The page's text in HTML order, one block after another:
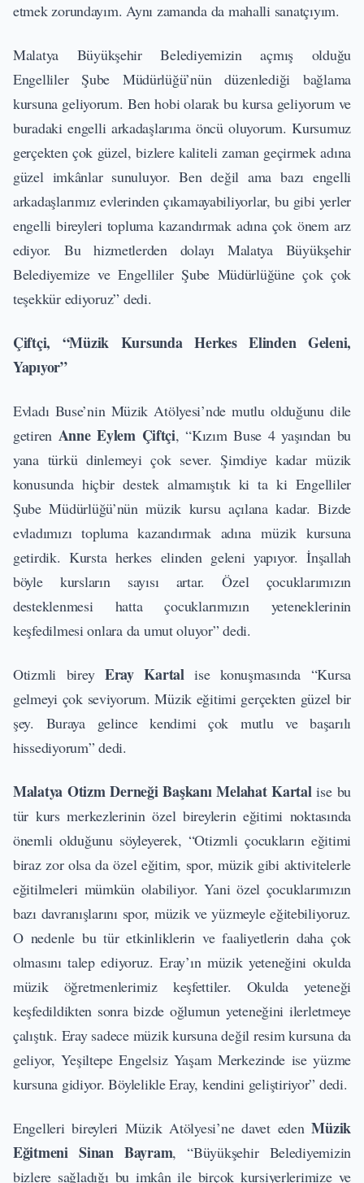
etmek zorundayım. Aynı zamanda da mahalli sanatçıyım.
Malatya Büyükşehir Belediyemizin açmış olduğu
Engelliler Şube Müdürlüğü’nün düzenlediği bağlama
kursuna geliyorum. Ben hobi olarak bu kursa geliyorum ve
buradaki engelli arkadaşlarıma öncü oluyorum. Kursumuz
gerçekten çok güzel, bizlere kaliteli zaman geçirmek adına
güzel imkânlar sunuluyor. Ben değil ama bazı engelli
arkadaşlarımız evlerinden çıkamayabiliyorlar, bu gibi yerler
engelli bireyleri topluma kazandırmak adına çok önem arz
ediyor. Bu hizmetlerden dolayı Malatya Büyükşehir
Belediyemize ve Engelliler Şube Müdürlüğüne çok çok
teşekkür ediyoruz” dedi.
Çiftçi, “Müzik Kursunda Herkes Elinden Geleni,
Yapıyor”
Evladı Buse’nin Müzik Atölyesi’nde mutlu olduğunu dile
getiren Anne Eylem Çiftçi, “Kızım Buse 4 yaşından bu
yana türkü dinlemeyi çok sever. Şimdiye kadar müzik
konusunda hiçbir destek almamıştık ki ta ki Engelliler
Şube Müdürlüğü’nün müzik kursu açılana kadar. Bizde
evladımızı topluma kazandırmak adına müzik kursuna
getirdik. Kursta herkes elinden geleni yapıyor. İnşallah
böyle kursların sayısı artar. Özel çocuklarımızın
desteklenmesi hatta çocuklarımızın yeteneklerinin
keşfedilmesi onlara da umut oluyor” dedi.
Otizmli birey Eray Kartalise konuşmasında “Kursa
gelmeyi çok seviyorum. Müzik eğitimi gerçekten güzel bir
şey. Buraya gelince kendimi çok mutlu ve başarılı
hissediyorum” dedi.
Malatya Otizm Derneği Başkanı Melahat Kartalise bu
tür kurs merkezlerinin özel bireylerin eğitimi noktasında
önemli olduğunu söyleyerek, “Otizmli çocukların eğitimi
biraz zor olsa da özel eğitim, spor, müzik gibi aktivitelerle
eğitilmeleri mümkün olabiliyor. Yani özel çocuklarımızın
bazı davranışlarını spor, müzik ve yüzmeyle eğitebiliyoruz.
O nedenle bu tür etkinliklerin ve faaliyetlerin daha çok
olmasını talep ediyoruz. Eray’ın müzik yeteneğini okulda
müzik öğretmenlerimiz keşfettiler. Okulda yeteneği
keşfedildikten sonra bizde oğlumun yeteneğini ilerletmeye
çalıştık. Eray sadece müzik kursuna değil resim kursuna da
geliyor, Yeşiltepe Engelsiz Yaşam Merkezinde ise yüzme
kursuna gidiyor. Böylelikle Eray, kendini geliştiriyor” dedi.
Engelleri bireyleri Müzik Atölyesi’ne davet edenMüzik
Eğitmeni Sinan Bayram, “Büyükşehir Belediyemizin
bizlere sağladığı bu imkân ile birçok kursiyerlerimize ve